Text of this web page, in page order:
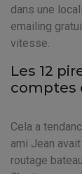
dans une
emailing
vitesse.
Les 12
comptes
Cela a
ami Jean
routage